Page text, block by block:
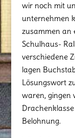
wir noch mit
unternehmen
zusammen an
Schulhaus-
verschiedene
lagen
Lösungswort
waren, gingen
Belohnung.